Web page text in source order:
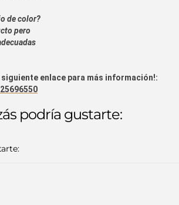
de color?
pero
siguiente enlace para más información!:
podría gustarte: